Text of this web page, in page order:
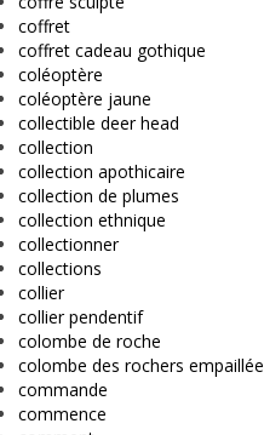
coffret
coffret cadeau gothique
coléoptère
coléoptère jaune
collectible deer head
collection
collection apothicaire
collection de plumes
collection ethnique
collectionner
collections
collier
collier pendentif
colombe de roche
colombe des rochers empaillée
commande
commence